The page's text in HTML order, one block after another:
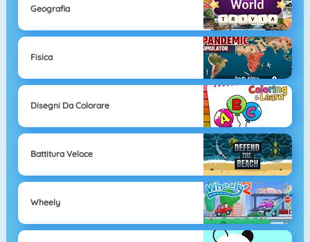
Geografia
Fisica
Disegni Da Colorare
Battitura Veloce
Wheely